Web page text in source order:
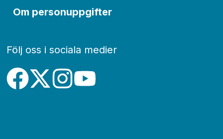
Om personuppgifter
Följ oss i sociala medier